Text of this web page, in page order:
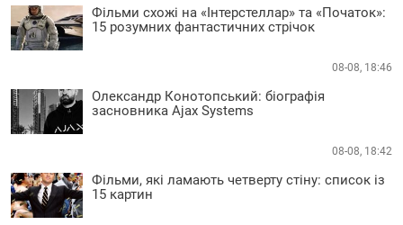
Фільми схожі на «Інтерстеллар» та «Початок»:
15 розумних фантастичних стрічок
08-08, 18:46
Олександр Конотопський: біографія
засновника Ajax Systems
08-08, 18:42
Фільми, які ламають четверту стіну: список із
15 картин